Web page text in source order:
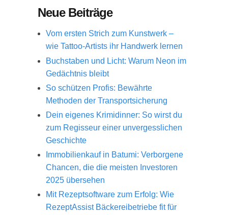
Neue Beiträge
Vom ersten Strich zum Kunstwerk –
wie Tattoo-Artists ihr Handwerk lernen
Buchstaben und Licht: Warum Neon im
Gedächtnis bleibt
So schützen Profis: Bewährte
Methoden der Transportsicherung
Dein eigenes Krimidinner: So wirst du
zum Regisseur einer unvergesslichen
Geschichte
Immobilienkauf in Batumi: Verborgene
Chancen, die die meisten Investoren
2025 übersehen
Mit Rezeptsoftware zum Erfolg: Wie
RezeptAssist Bäckereibetriebe fit für